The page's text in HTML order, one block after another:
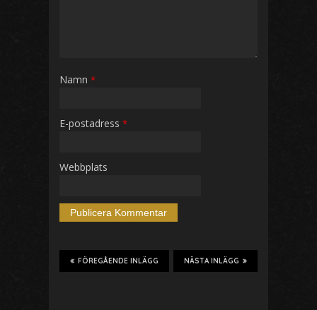
Namn *
E-postadress *
Webbplats
NÄSTA INLÄGG
FÖREGÅENDE INLÄGG